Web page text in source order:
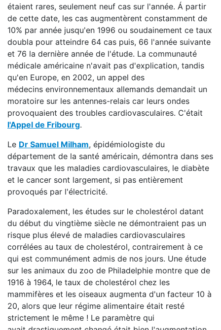
étaient rares, seulement neuf cas sur l'année. Á partir
de cette date, les cas augmentèrent constamment de
10% par année jusqu'en 1996 ou soudainement ce taux
doubla pour atteindre 64 cas puis, 66 l'année suivante
et 76 la dernière année de l'étude. La communauté
médicale américaine n'avait pas d'explication, tandis
qu'en Europe, en 2002, un appel des
médecins environnementaux allemands demandait un
moratoire sur les antennes-relais car leurs ondes
provoquaient des troubles cardiovasculaires. C'était
l'Appel de Fribourg.
Le Dr Samuel Milham, épidémiologiste du
département de la santé américain, démontra dans ses
travaux que les maladies cardiovasculaires, le diabète
et le cancer sont largement, si pas entièrement
provoqués par l'électricité.
Paradoxalement, les études sur le cholestérol datant
du début du vingtième siècle ne démontraient pas un
risque plus élevé de maladies cardiovasculaires
corrélées au taux de cholestérol, contrairement à ce
qui est communément admis de nos jours. Une étude
sur les animaux du zoo de Philadelphie montre que de
1916 à 1964, le taux de cholestérol chez les
mammifères et les oiseaux augmenta d'un facteur 10 à
20, alors que leur régime alimentaire était resté
strictement le même ! Le paramètre qui